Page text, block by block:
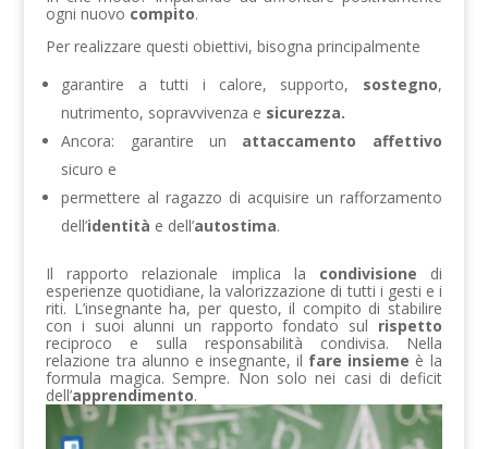
ogni nuovo compito.
Per realizzare questi obiettivi, bisogna principalmente
garantire a tutti i calore, supporto, sostegno,
nutrimento, sopravvivenza e sicurezza.
Ancora: garantire un attaccamento affettivo
sicuro e
permettere al ragazzo di acquisire un rafforzamento
dell’identità e dell’autostima.
Il rapporto relazionale implica la condivisione di
esperienze quotidiane, la valorizzazione di tutti i gesti e i
riti. L’insegnante ha, per questo, il compito di stabilire
con i suoi alunni un rapporto fondato sul rispetto
reciproco e sulla responsabilità condivisa. Nella
relazione tra alunno e insegnante, il fare insieme è la
formula magica. Sempre. Non solo nei casi di deficit
dell’apprendimento.